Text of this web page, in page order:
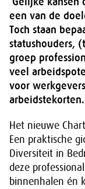
een van de
Toch staan
statushouders,
groep
veel
voor
arbeidstekorten.
Het nieuwe
Een praktische
Diversiteit in
deze
binnenhalen én